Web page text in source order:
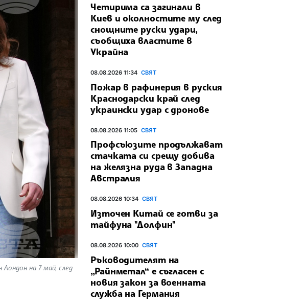
на 7 май, след
Четирима са загинали в
Киев и околностите му след
снощните руски удари,
съобщиха властите в
Украйна
08.08.2026 11:34 СВЯТ
Пожар в рафинерия в руския
Краснодарски край след
украински удар с дронове
08.08.2026 11:05 СВЯТ
Профсъюзите продължават
стачката си срещу добива
на желязна руда в Западна
Австралия
08.08.2026 10:34 СВЯТ
Източен Китай се готви за
тайфуна "Долфин"
08.08.2026 10:00 СВЯТ
Ръководителят на
„Райнметал“ е съгласен с
новия закон за военната
служба на Германия